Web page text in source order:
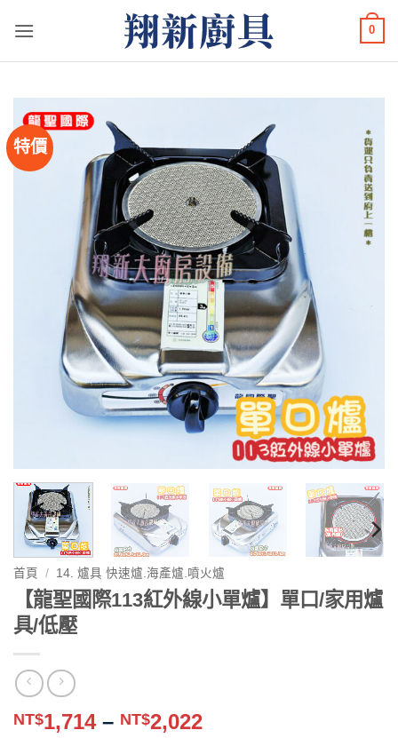
0
特價
首頁 / 14. 爐具 快速爐.海產爐.噴火爐
【龍聖國際113紅外線小單爐】單口/家用爐
具/低壓
NT$1,714 – NT$2,022價